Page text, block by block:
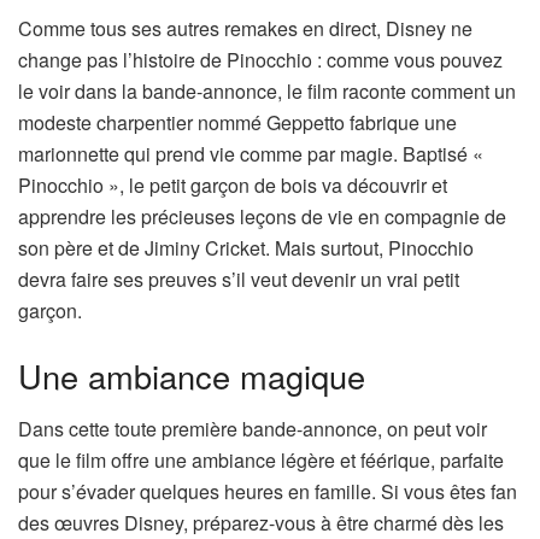
Comme tous ses autres remakes en direct, Disney ne
change pas l’histoire de Pinocchio : comme vous pouvez
le voir dans la bande-annonce, le film raconte comment un
modeste charpentier nommé Geppetto fabrique une
marionnette qui prend vie comme par magie. Baptisé «
Pinocchio », le petit garçon de bois va découvrir et
apprendre les précieuses leçons de vie en compagnie de
son père et de Jiminy Cricket. Mais surtout, Pinocchio
devra faire ses preuves s’il veut devenir un vrai petit
garçon.
Une ambiance magique
Dans cette toute première bande-annonce, on peut voir
que le film offre une ambiance légère et féérique, parfaite
pour s’évader quelques heures en famille. Si vous êtes fan
des œuvres Disney, préparez-vous à être charmé dès les